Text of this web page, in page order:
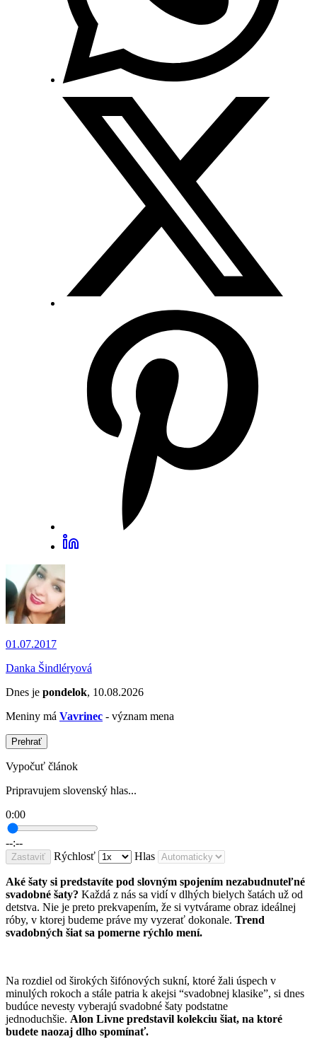
01.07.2017
Danka Šindléryová
Dnes je pondelok, 10.08.2026
Meniny má Vavrinec - význam mena
Prehrať
Vypočuť článok
Pripravujem slovenský hlas...
0:00
--:--
Zastaviť Rýchlosť Hlas
Aké šaty si predstavíte pod slovným spojením nezabudnuteľné
svadobné šaty? Každá z nás sa vidí v dlhých bielych šatách už od
detstva. Nie je preto prekvapením, že si vytvárame obraz ideálnej
róby, v ktorej budeme práve my vyzerať dokonale. Trend
svadobných šiat sa pomerne rýchlo mení.
Na rozdiel od širokých šifónových sukní, ktoré žali úspech v
minulých rokoch a stále patria k akejsi “svadobnej klasike”, si dnes
budúce nevesty vyberajú svadobné šaty podstatne
jednoduchšie. Alon Livne predstavil kolekciu šiat, na ktoré
budete naozaj dlho spomínať.